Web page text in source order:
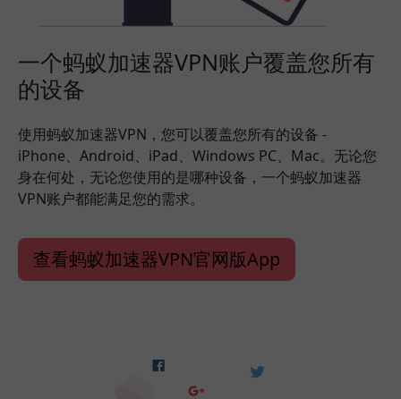
一个蚂蚁加速器VPN账户覆盖您所有
的设备
使用蚂蚁加速器VPN，您可以覆盖您所有的设备 -
iPhone、Android、iPad、Windows PC、Mac。无论您
身在何处，无论您使用的是哪种设备，一个蚂蚁加速器
VPN账户都能满足您的需求。
查看蚂蚁加速器VPN官网版App